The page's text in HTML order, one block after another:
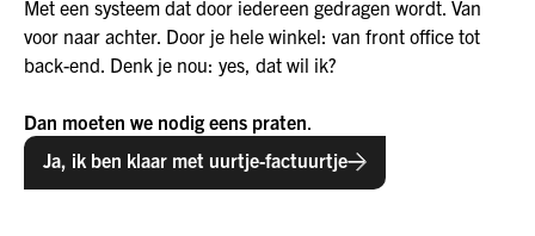
Met een systeem dat door iedereen gedragen wordt. Van
voor naar achter. Door je hele winkel: van front office tot
back-end. Denk je nou: yes, dat wil ik?
Dan moeten we nodig eens praten.
Ja, ik ben klaar met uurtje-factuurtje